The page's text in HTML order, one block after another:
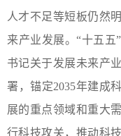
人才不足等短板仍然
来产业发展。“十五
书记关于发展未来产
署，锚定2035年建成
展的重点领域和重大
行科技攻关，推动科